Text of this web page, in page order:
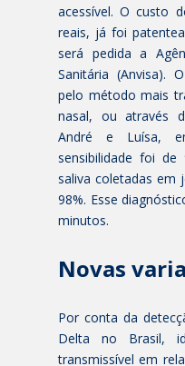
acessível. O custo
reais, já foi
será pedida a
Sanitária (Anvisa).
pelo método mais
nasal, ou através
André e Luísa,
sensibilidade foi de
saliva coletadas em
98%. Esse
minutos.
Novas
Por conta da
Delta no Brasil,
transmissível em